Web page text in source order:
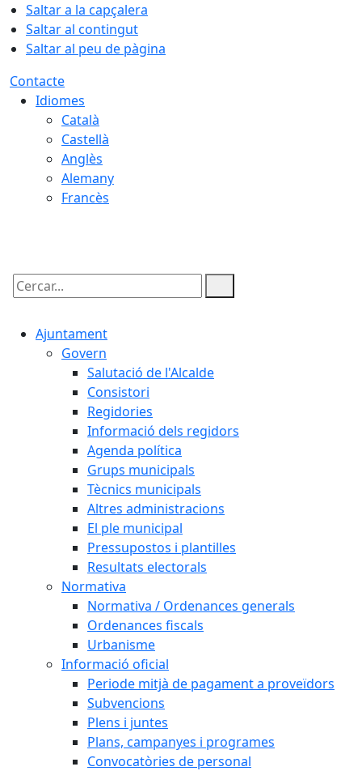
Saltar a la capçalera
Saltar al contingut
Saltar al peu de pàgina
Contacte
Idiomes
Català
Castellà
Anglès
Alemany
Francès
Cercar:
Ajuntament
Govern
Salutació de l'Alcalde
Consistori
Regidories
Informació dels regidors
Agenda política
Grups municipals
Tècnics municipals
Altres administracions
El ple municipal
Pressupostos i plantilles
Resultats electorals
Normativa
Normativa / Ordenances generals
Ordenances fiscals
Urbanisme
Informació oficial
Periode mitjà de pagament a proveïdors
Subvencions
Plens i juntes
Plans, campanyes i programes
Convocatòries de personal